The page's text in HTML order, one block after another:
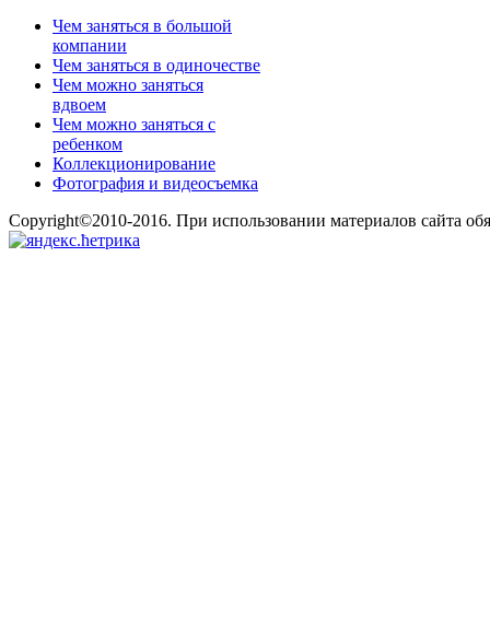
Чем заняться в большой
компании
Чем заняться в одиночестве
Чем можно заняться
вдвоем
Чем можно заняться с
ребенком
Коллекционирование
Фотография и видеосъемка
Copyright©2010-2016. При использовании материалов сайта